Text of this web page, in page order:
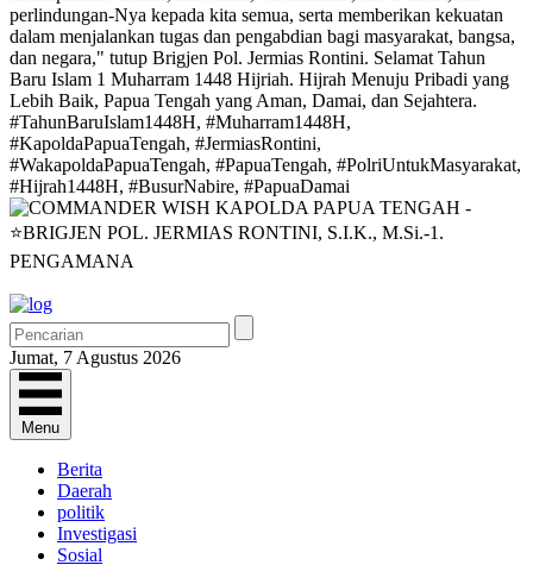
Jumat, 7 Agustus 2026
Menu
Berita
Daerah
politik
Investigasi
Sosial